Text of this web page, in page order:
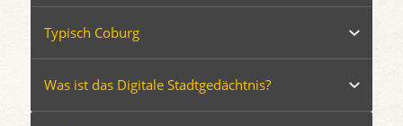
Typisch Coburg
Was ist das Digitale Stadtgedächtnis?